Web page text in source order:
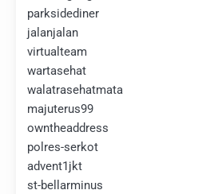
parksidediner
jalanjalan
virtualteam
wartasehat
walatrasehatmata
majuterus99
owntheaddress
polres-serkot
advent1jkt
st-bellarminus